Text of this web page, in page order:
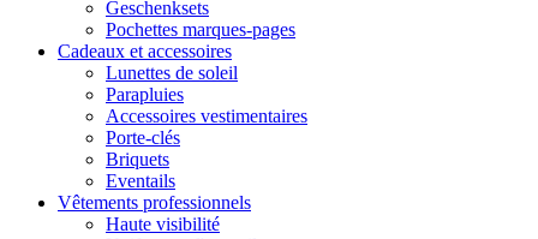
Geschenksets
Pochettes marques-pages
Cadeaux et accessoires
Lunettes de soleil
Parapluies
Accessoires vestimentaires
Porte-clés
Briquets
Eventails
Vêtements professionnels
Haute visibilité